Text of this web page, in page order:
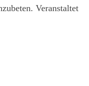
Veranstaltet